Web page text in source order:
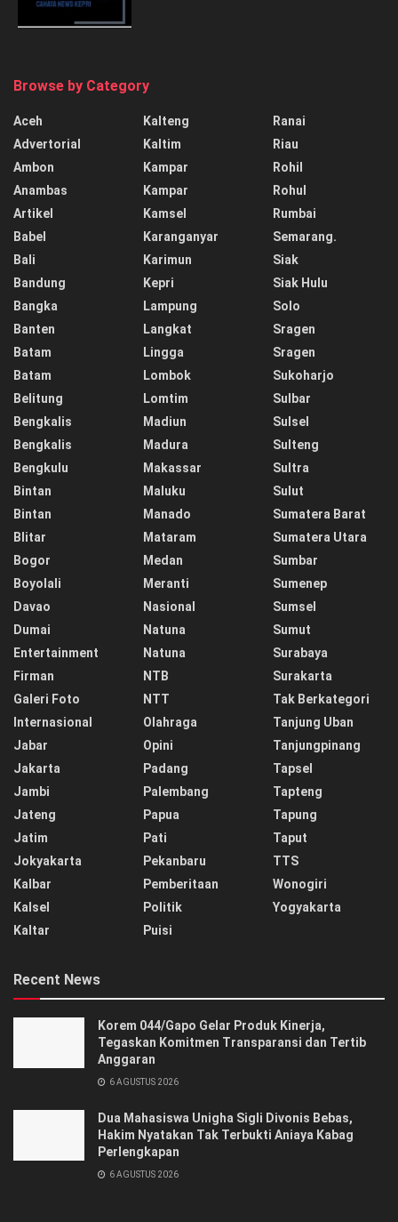
Browse by Category
Aceh
Advertorial
Ambon
Anambas
Artikel
Babel
Bali
Bandung
Bangka
Banten
Batam
Batam
Belitung
Bengkalis
Bengkalis
Bengkulu
Bintan
Bintan
Blitar
Bogor
Boyolali
Davao
Dumai
Entertainment
Firman
Galeri Foto
Internasional
Jabar
Jakarta
Jambi
Jateng
Jatim
Jokyakarta
Kalbar
Kalsel
Kaltar
Kalteng
Kaltim
Kampar
Kampar
Kamsel
Karanganyar
Karimun
Kepri
Lampung
Langkat
Lingga
Lombok
Lomtim
Madiun
Madura
Makassar
Maluku
Manado
Mataram
Medan
Meranti
Nasional
Natuna
Natuna
NTB
NTT
Olahraga
Opini
Padang
Palembang
Papua
Pati
Pekanbaru
Pemberitaan
Politik
Puisi
Ranai
Riau
Rohil
Rohul
Rumbai
Semarang.
Siak
Siak Hulu
Solo
Sragen
Sragen
Sukoharjo
Sulbar
Sulsel
Sulteng
Sultra
Sulut
Sumatera Barat
Sumatera Utara
Sumbar
Sumenep
Sumsel
Sumut
Surabaya
Surakarta
Tak Berkategori
Tanjung Uban
Tanjungpinang
Tapsel
Tapteng
Tapung
Taput
TTS
Wonogiri
Yogyakarta
Recent News
Korem 044/Gapo Gelar Produk Kinerja,
Tegaskan Komitmen Transparansi dan Tertib
Anggaran
6 AGUSTUS 2026
Dua Mahasiswa Unigha Sigli Divonis Bebas,
Hakim Nyatakan Tak Terbukti Aniaya Kabag
Perlengkapan
6 AGUSTUS 2026